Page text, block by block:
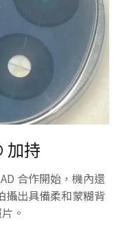
加持
合作開始，機內還
攝出具備柔和蒙糊背
。